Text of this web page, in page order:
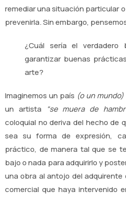
remediar una situación particular
prevenirla. Sin embargo,
¿Cuál sería el verdadero
garantizar buenas
arte?
Imaginemos un país (o un mundo)
un artista
“se muera de
coloquial no deriva del hecho de
sea su forma de expresión,
práctico, de manera tal que se
bajo o nada para adquirirlo y
una obra al antojo del adquirente
comercial que haya intervenido